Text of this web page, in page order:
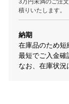
3万円未満のご注
積りいたします。
納期
在庫品のため短
最短でご入金確
なお、在庫状況